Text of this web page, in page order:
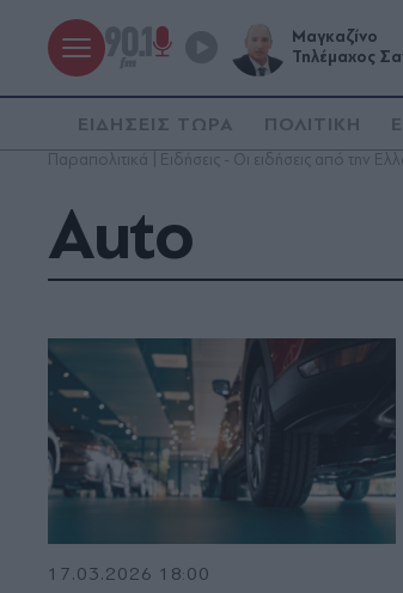
Μαγκαζίνο
Τηλέμαχος
ΕΙΔΗΣΕΙΣ ΤΩΡΑ ΠΟΛΙΤΙΚΗ
Παραπολιτικά | Ειδήσεις - Οι ειδήσεις από την
Auto
17.03.2026 18:00